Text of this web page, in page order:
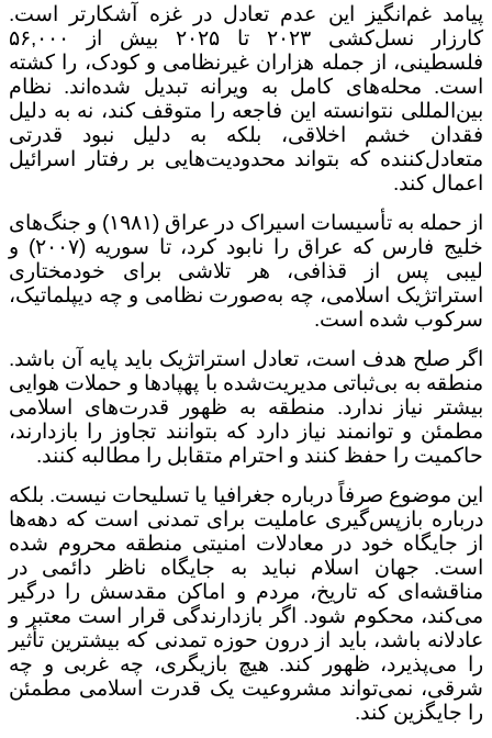
پیامد غم‌انگیز این عدم تعادل در غزه آشکارتر است.
کارزار نسل‌کشی ۲۰۲۳ تا ۲۰۲۵ بیش از
۵۶,۰۰۰
فلسطینی، از جمله هزاران غیرنظامی و کودک، را کشته
است. محله‌های کامل به ویرانه تبدیل شده‌اند. نظام
بین‌المللی نتوانسته این فاجعه را متوقف کند، نه به دلیل
فقدان خشم اخلاقی، بلکه به دلیل نبود قدرتی
متعادل‌کننده که بتواند محدودیت‌هایی بر رفتار اسرائیل
اعمال کند.
از حمله به تأسیسات اسیراک در عراق (۱۹۸۱)
و جنگ‌های
خلیج فارس که عراق را نابود کرد، تا سوریه (۲۰۰۷)
و
لیبی پس از قذافی، هر تلاشی برای خودمختاری
استراتژیک اسلامی، چه به‌صورت نظامی و چه دیپلماتیک،
سرکوب شده است.
اگر صلح هدف است، تعادل استراتژیک باید پایه آن باشد.
منطقه به بی‌ثباتی مدیریت‌شده با پهپادها و حملات هوایی
بیشتر نیاز ندارد. منطقه به ظهور قدرت‌های اسلامی
مطمئن و توانمند نیاز دارد که بتوانند تجاوز را بازدارند،
حاکمیت را حفظ کنند و احترام متقابل را مطالبه کنند.
این موضوع صرفاً درباره جغرافیا یا تسلیحات نیست. بلکه
درباره بازپس‌گیری عاملیت برای تمدنی است که دهه‌ها
از جایگاه خود در معادلات امنیتی منطقه محروم شده
است. جهان اسلام نباید به جایگاه ناظر دائمی در
مناقشه‌ای که تاریخ، مردم و اماکن مقدسش را درگیر
می‌کند، محکوم شود. اگر بازدارندگی قرار است معتبر و
عادلانه باشد، باید از درون حوزه تمدنی که بیشترین تأثیر
را می‌پذیرد، ظهور کند. هیچ بازیگری، چه غربی و چه
شرقی، نمی‌تواند مشروعیت یک قدرت اسلامی مطمئن
را جایگزین کند.